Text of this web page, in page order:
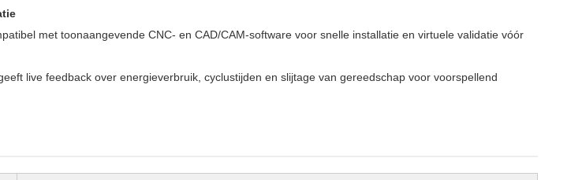
met toonaangevende CNC- en CAD/CAM-software voor snelle installatie en virtuele validatie vóór
live feedback over energieverbruik, cyclustijden en slijtage van gereedschap voor voorspellend